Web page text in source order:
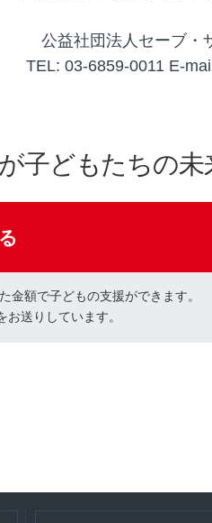
公益社団法人セーブ・
TEL: 03-6859-0011 E-
子どもたちの
金額で子どもの支援ができます。
送りしています。